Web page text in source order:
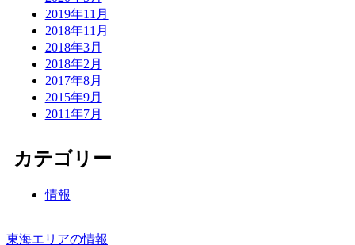
2019年11月
2018年11月
2018年3月
2018年2月
2017年8月
2015年9月
2011年7月
カテゴリー
情報
東海エリアの情報